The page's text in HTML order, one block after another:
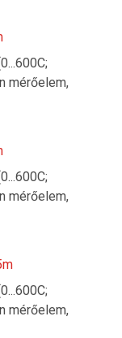
mérőelem,
mérőelem,
mérőelem,